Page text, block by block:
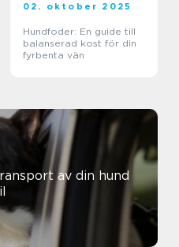
02. oktober 2025
Hundfoder: En guide till
balanserad kost för din
fyrbenta vän
av din hund